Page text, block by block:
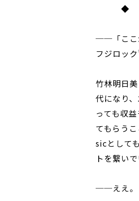
◆
──「ここ
フジロッ
竹林明日
代になり
っても収
てもらう
sicとして
トを繋い
──ええ。